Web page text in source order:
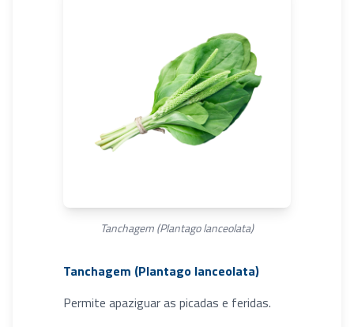
Tanchagem (Plantago lanceolata)
Tanchagem (Plantago lanceolata)
Permite apaziguar as picadas e feridas.